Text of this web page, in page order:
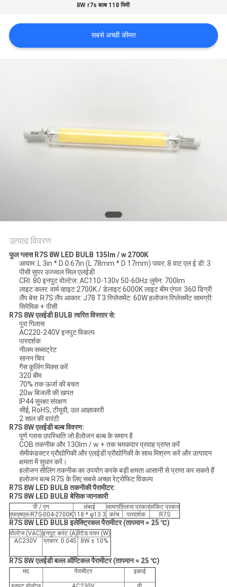
उद्धरण
की
8W r7s बल्ब 118 मिमी
सबसे अच्छी कीमत
उत्पाद विवरण
फुल ग्लास R7S 8W LED BULB 135lm / w 2700K
आयाम: L 3in * D 0.67in (L 78mm * D 17mm) पावर: 8 वाट एल ई डी: 3
पीसी सुपर उज्ज्वल सिल एलईडी
CRI: 80 इनपुट वोल्टेज: AC110-130v 50-60Hz लुमेन: 700lm
लाइट कलर: वार्म व्हाइट 2700K / डेलाइट 6000K लाइट बीम एंगल: 360 डिग्री
लैंप बेस: R7S लैंप आकार: J78 T3 रिप्लेसमेंट: 60W हलोजन रिप्लेसमेंट सामग्री:
सिरेमिक + पीसी
R7S 8W एलईडी BULB त्वरित विस्तार से:
पूरा गिलास
AC220-240V इनपुट विकल्प
पारदर्शक
नीलम सब्सट्रेट
सानन चिप
गैस कूलिंग मिक्स करें
320 बीम
70% तक ऊर्जा की बचत
20w बिजली की खपत
IP44 सुरक्षा संरक्षण
सीई, RoHS, टीयूवी, उल आज्ञाकारी
2 साल की वारंटी
R7S 8W एलईडी बल्ब विवरण:
पूर्ण ग्लास उपस्थिति जो हैलोजन बल्ब के समान है
COB तकनीक और 130lm / w + तक चमकदार प्रवाह प्राप्त करें
सेमीकंडक्टर प्रौद्योगिकी और एलईडी प्रौद्योगिकी के साथ मिश्रण करें और उत्पादन
क्षमता में सुधार करें।
हलोजन सीलिंग तकनीक का उपयोग करके बड़ी क्षमता आसानी से प्राप्त कर सकते हैं
हलोजन बल्ब R7S के लिए सबसे अच्छा रेट्रोफिट विकल्प
R7S 8W LED BULB तकनीकी पैरामीटर:
R7S 8W LED BULB बेसिक जानकारी
पी / एन लंबाई सामग्रीग्लास प्रकारसॉकेट प्रकार
एफएमएल-R7S-004-2700K118 * φ13.3 कांच पारदर्शक R7S
R7S 8W LED BULB इलेक्ट्रिकल पैरामीटर (तापमान = 25 ℃)
वोल्टेज (VAC)इनपुट करंट (A)रेटेड पावर (W)
AC230V
प्रकार: 0.045 8W ± 10%
R7S 8W एलईडी बल्ल ऑप्टिकल पैरामीटर (तापमान = 25 ℃)
मद पैरामीटर इकाई